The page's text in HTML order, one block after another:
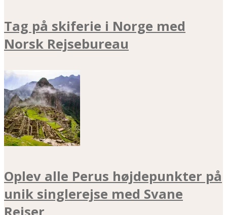
Tag på skiferie i Norge med
Norsk Rejsebureau
Oplev alle Perus højdepunkter på
unik singlerejse med Svane